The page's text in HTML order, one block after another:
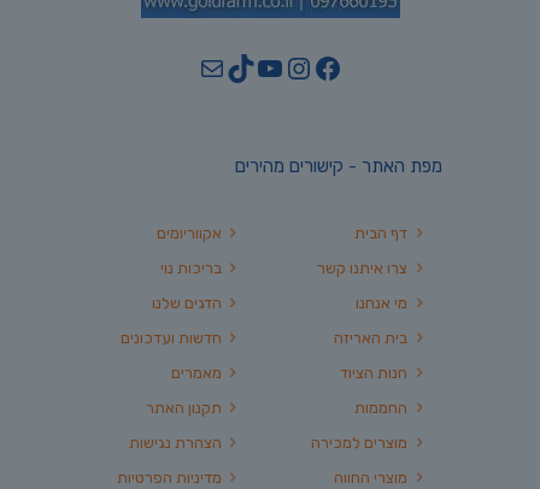
Facebook
Instagram
YouTube
TikTok
Mail
מפת האתר - קישורים מהירים
אקווריומים
בריכות נוי
הדגים שלנו
חדשות ועדכונים
מאמרים
תקנון האתר
הצהרת נגישות
מדיניות הפרטיות
דף הבית
צרו איתנו קשר
מי אנחנו
בית האריזה
חנות הציוד
החממות
מוצרים למכירה
מוצרי החווה